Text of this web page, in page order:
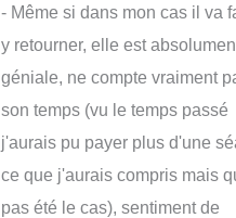
- Même si dans mon cas il va
y retourner, elle est
géniale, ne compte vraiment
son temps (vu le temps passé
j'aurais pu payer plus d'une
ce que j'aurais compris mais
pas été le cas), sentiment de